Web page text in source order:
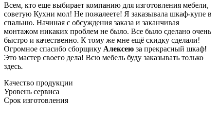
Всем, кто еще выбирает компанию для изготовления мебели,
советую Кухни мол! Не пожалеете! Я заказывала шкаф-купе в
спальню. Начиная с обсуждения заказа и заканчивая
монтажом никаких проблем не было. Все было сделано очень
быстро и качественно. К тому же мне ещё скидку сделали!
Огромное спасибо сборщику Алексею за прекрасный шкаф!
Это мастер своего дела! Всю мебель буду заказывать только
здесь.
Качество продукции
Уровень сервиса
Срок изготовления